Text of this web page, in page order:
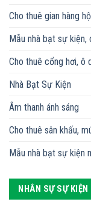
Cho thuê gian hàng
Mẫu nhà bạt sự kiện,
Cho thuê cổng hơi, ô
Nhà Bạt Sự Kiện
Âm thanh ánh sáng
Cho thuê sân khấu,
Mẫu nhà bạt sự kiện
NHÂN SỰ SỰ KIỆN